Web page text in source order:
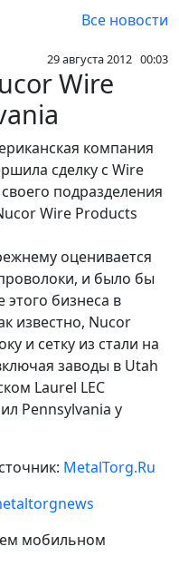
Все новости
29 августа 2012 00:03
Wire
компания
сделку с Wire
подразделения
Wire Products
оценивается
и было бы
бизнеса в
известно, Nucor
и сетку из стали на
заводы в Utah
Laurel LEC
Pennsylvania у
MetalTorg.Ru
мобильном